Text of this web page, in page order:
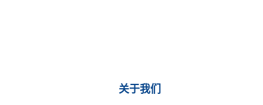
关于我们